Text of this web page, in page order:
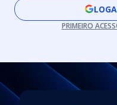
PRIMEIRO